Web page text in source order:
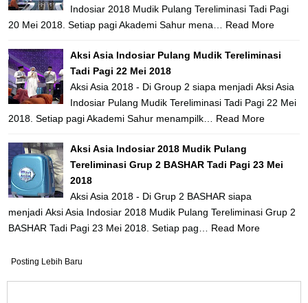
Indosiar 2018 Mudik Pulang Tereliminasi Tadi Pagi
20 Mei 2018. Setiap pagi Akademi Sahur mena… Read More
Aksi Asia Indosiar Pulang Mudik Tereliminasi
Tadi Pagi 22 Mei 2018
Aksi Asia 2018 - Di Group 2 siapa menjadi Aksi Asia
Indosiar Pulang Mudik Tereliminasi Tadi Pagi 22 Mei
2018. Setiap pagi Akademi Sahur menampilk… Read More
Aksi Asia Indosiar 2018 Mudik Pulang
Tereliminasi Grup 2 BASHAR Tadi Pagi 23 Mei
2018
Aksi Asia 2018 - Di Grup 2 BASHAR siapa
menjadi Aksi Asia Indosiar 2018 Mudik Pulang Tereliminasi Grup 2
BASHAR Tadi Pagi 23 Mei 2018. Setiap pag… Read More
Posting Lebih Baru